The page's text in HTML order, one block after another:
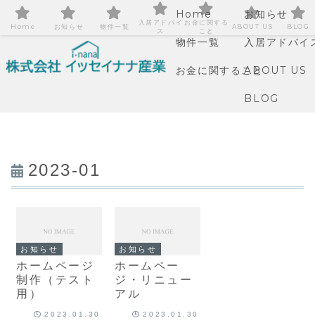
Home お知らせ
物件一覧 入居アドバイ
お金に関することABOUT US
BLOG
2023-01
お知らせ
ホームページ
制作（テスト
用）
2023.01.30
お知らせ
ホームペー
ジ・リニュー
アル
2023.01.30
Home お知らせ 物件一覧
入居アドバイ
ス
お金に関する
こと
ABOUT US BLOG